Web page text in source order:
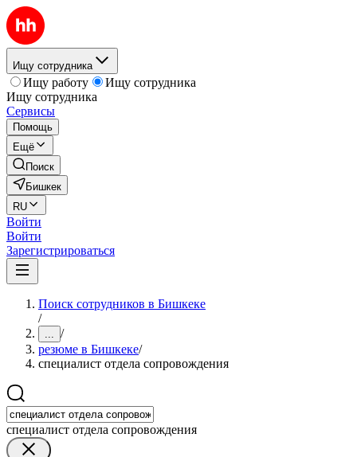
Ищу сотрудника
Ищу работу
Ищу сотрудника
Ищу сотрудника
Сервисы
Помощь
Ещё
Поиск
Бишкек
RU
Войти
Войти
Зарегистрироваться
Поиск сотрудников в Бишкеке
/
... /
резюме в Бишкеке/
специалист отдела сопровождения
специалист отдела сопровождения